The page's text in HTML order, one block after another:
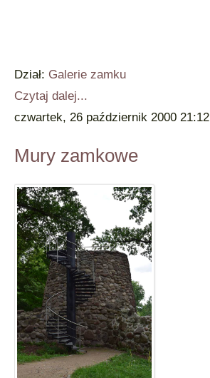
Dział: Galerie zamku
Czytaj dalej...
czwartek, 26 październik 2000 21:12
Mury zamkowe